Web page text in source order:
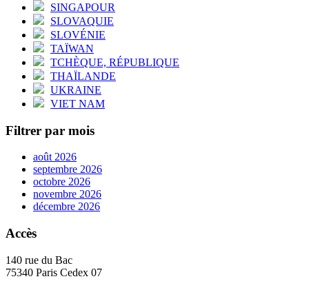
SINGAPOUR
SLOVAQUIE
SLOVÉNIE
TAÏWAN
TCHÈQUE, RÉPUBLIQUE
THAÏLANDE
UKRAINE
VIET NAM
Filtrer par mois
août 2026
septembre 2026
octobre 2026
novembre 2026
décembre 2026
Accès
140 rue du Bac
75340 Paris Cedex 07